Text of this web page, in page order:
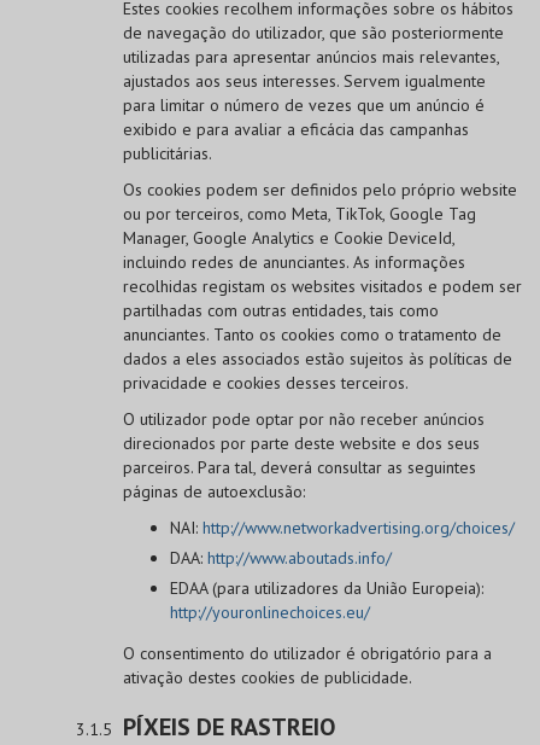
Estes cookies recolhem informações sobre os hábitos
de navegação do utilizador, que são posteriormente
utilizadas para apresentar anúncios mais relevantes,
ajustados aos seus interesses. Servem igualmente
para limitar o número de vezes que um anúncio é
exibido e para avaliar a eficácia das campanhas
publicitárias.
Os cookies podem ser definidos pelo próprio website
ou por terceiros, como Meta, TikTok, Google Tag
Manager, Google Analytics e Cookie DeviceId,
incluindo redes de anunciantes. As informações
recolhidas registam os websites visitados e podem ser
partilhadas com outras entidades, tais como
anunciantes. Tanto os cookies como o tratamento de
dados a eles associados estão sujeitos às políticas de
privacidade e cookies desses terceiros.
O utilizador pode optar por não receber anúncios
direcionados por parte deste website e dos seus
parceiros. Para tal, deverá consultar as seguintes
páginas de autoexclusão:
NAI: http://www.networkadvertising.org/choices/
DAA: http://www.aboutads.info/
EDAA (para utilizadores da União Europeia):
http://youronlinechoices.eu/
O consentimento do utilizador é obrigatório para a
ativação destes cookies de publicidade.
PÍXEIS DE RASTREIO